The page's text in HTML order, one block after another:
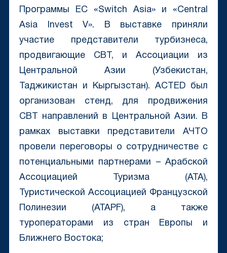
Программы ЕС «Switch Asia» и «Central
Asia Invest V». В выставке приняли
участие представители турбизнеса,
продвигающие CBT, и Ассоциации из
Центральной Азии (Узбекистан,
Таджикистан и Кыргызстан). ACTED был
организован стенд, для продвижения
CBT направлений в Центральной Азии. В
рамках выставки представители АЧТО
провели переговоры о сотрудничестве с
потенциальными партнерами – Арабской
Ассоциацией Туризма (ATA),
Туристической Ассоциацией Французской
Полинезии (ATAPF), а также
туроператорами из стран Европы и
Ближнего Востока;